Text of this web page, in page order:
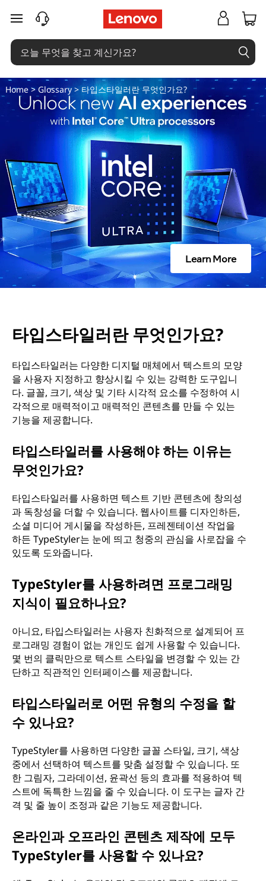
타
입
스
타
일
란
무
엇
인
가
주요 콘텐츠로 건너뛰기
Home> Glossary> 타입스타일러란 무엇인가요?
Learn More
타입스타일러란 무엇인가요?
타입스타일러는 다양한 디지털 매체에서 텍스트의 모양
을 사용자 지정하고 향상시킬 수 있는 강력한 도구입니
다. 글꼴, 크기, 색상 및 기타 시각적 요소를 수정하여 시
각적으로 매력적이고 매력적인 콘텐츠를 만들 수 있는
기능을 제공합니다.
타입스타일러를 사용해야 하는 이유는
무엇인가요?
타입스타일러를 사용하면 텍스트 기반 콘텐츠에 창의성
과 독창성을 더할 수 있습니다. 웹사이트를 디자인하든,
소셜 미디어 게시물을 작성하든, 프레젠테이션 작업을
하든 TypeStyler는 눈에 띄고 청중의 관심을 사로잡을 수
있도록 도와줍니다.
TypeStyler를 사용하려면 프로그래밍
지식이 필요하나요?
아니요, 타입스타일러는 사용자 친화적으로 설계되어 프
로그래밍 경험이 없는 개인도 쉽게 사용할 수 있습니다.
몇 번의 클릭만으로 텍스트 스타일을 변경할 수 있는 간
단하고 직관적인 인터페이스를 제공합니다.
타입스타일러로 어떤 유형의 수정을 할
수 있나요?
TypeStyler를 사용하면 다양한 글꼴 스타일, 크기, 색상
중에서 선택하여 텍스트를 맞춤 설정할 수 있습니다. 또
한 그림자, 그라데이션, 윤곽선 등의 효과를 적용하여 텍
스트에 독특한 느낌을 줄 수 있습니다. 이 도구는 글자 간
격 및 줄 높이 조정과 같은 기능도 제공합니다.
온라인과 오프라인 콘텐츠 제작에 모두
TypeStyler를 사용할 수 있나요?